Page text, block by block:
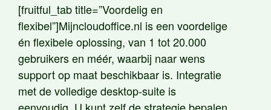
[fruitful_tab title=”Voordelig en
flexibel”]Mijncloudoffice.nl is een voordelige
én flexibele oplossing, van 1 tot 20.000
gebruikers en méér, waarbij naar wens
support op maat beschikbaar is. Integratie
met de volledige desktop-suite is